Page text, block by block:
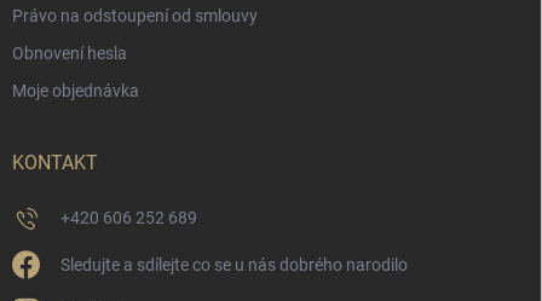
Právo na odstoupení od smlouvy
Obnovení hesla
Moje objednávka
KONTAKT
+420 606 252 689
Sledujte a sdílejte co se u nás dobrého narodilo